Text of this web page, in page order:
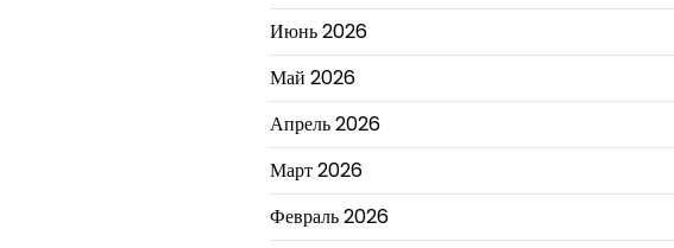
Июнь 2026
Май 2026
Апрель 2026
Март 2026
Февраль 2026